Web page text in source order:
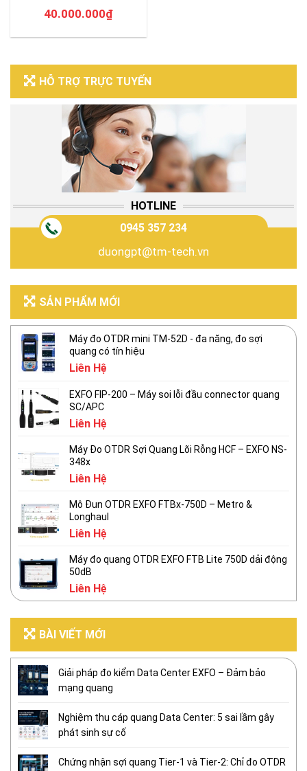
HỖ TRỢ TRỰC TUYẾN
HOTLINE
0945 357 234
duongpt@tm-tech.vn
SẢN PHẨM MỚI
Máy đo OTDR mini TM-52D - đa năng, đo sợi
quang có tín hiệu
Liên Hệ
EXFO FIP-200 – Máy soi lỗi đầu connector quang
SC/APC
Liên Hệ
Máy Đo OTDR Sợi Quang Lõi Rỗng HCF – EXFO NS-
348x
Liên Hệ
Mô Đun OTDR EXFO FTBx-750D – Metro &
Longhaul
Liên Hệ
Máy đo quang OTDR EXFO FTB Lite 750D dải động
50dB
Liên Hệ
BÀI VIẾT MỚI
Giải pháp đo kiểm Data Center EXFO – Đảm bảo
mạng quang
Nghiệm thu cáp quang Data Center: 5 sai lầm gây
phát sinh sự cố
Chứng nhận sợi quang Tier-1 và Tier-2: Chỉ đo OTDR
40.000.000₫